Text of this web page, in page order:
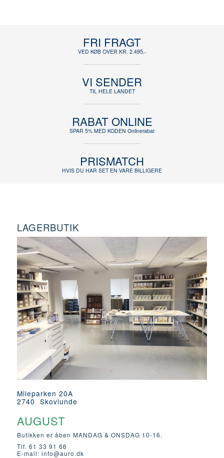
FRI FRAGT
VED KØB OVER KR. 2.495,-
VI SENDER
TIL HELE LANDET
RABAT ONLINE
SPAR 5% MED KODEN Onlinerabat
PRISMATCH
HVIS DU HAR SET EN VARE BILLIGERE
LAGERBUTIK
Mileparken 20A
2740 Skovlunde
AUGUST
Butikken er åben MANDAG & ONSDAG 10-16.
Tlf. 61 33 91 66
E-mail: info@auro.dk